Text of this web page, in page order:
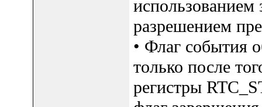
использованием
разрешением
• Флаг события
только после
регистры